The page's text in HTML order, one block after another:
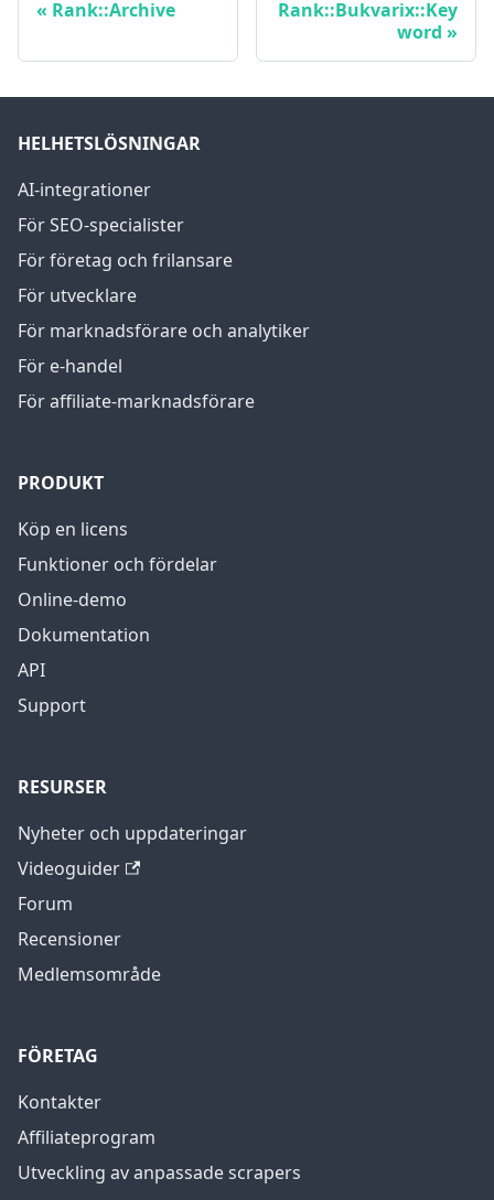
Rank::Archive
Rank::Bukvarix::Key
word
HELHETSLÖSNINGAR
AI-integrationer
För SEO-specialister
För företag och frilansare
För utvecklare
För marknadsförare och analytiker
För e-handel
För affiliate-marknadsförare
PRODUKT
Köp en licens
Funktioner och fördelar
Online-demo
Dokumentation
API
Support
RESURSER
Nyheter och uppdateringar
Videoguider
Forum
Recensioner
Medlemsområde
FÖRETAG
Kontakter
Affiliateprogram
Utveckling av anpassade scrapers